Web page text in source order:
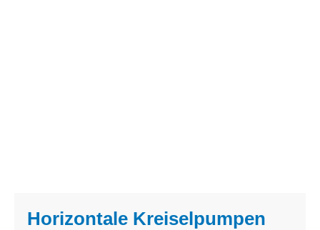
Horizontale Kreiselpumpen